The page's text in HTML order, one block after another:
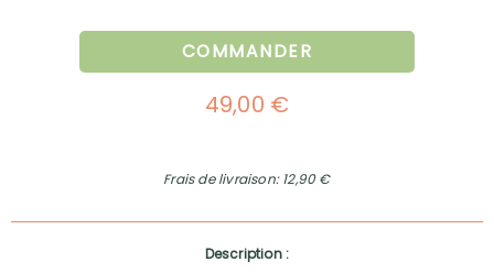
COMMANDER
49,00 €
Frais de livraison: 12,90 €
Description :